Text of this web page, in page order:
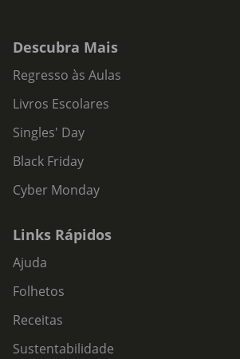
Descubra Mais
Regresso às Aulas
Livros Escolares
Singles' Day
Black Friday
Cyber Monday
Links Rápidos
Ajuda
Folhetos
Receitas
Sustentabilidade